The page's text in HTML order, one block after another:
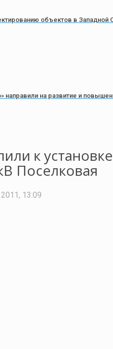
объектов в Западной
направили на развитие и
к
Поселковая
13:09